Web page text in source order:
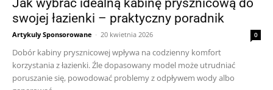
Jak wybrać idealną kabinę prysznicową do
swojej łazienki – praktyczny poradnik
Artykuly Sponsorowane - 20 kwietnia 2026 0
Dobór kabiny prysznicowej wpływa na codzienny komfort
korzystania z łazienki. Źle dopasowany model może utrudniać
poruszanie się, powodować problemy z odpływem wody albo